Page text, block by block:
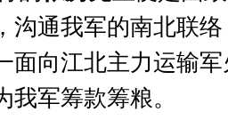
沟通我军的南北联
面向江北主力运输
军筹款筹粮。